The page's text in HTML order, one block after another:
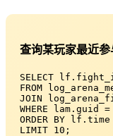
查询某玩家最近
SELECT
FROM
JOIN
WHERE lam.guid
ORDER BY lf.time
LIMIT 10;